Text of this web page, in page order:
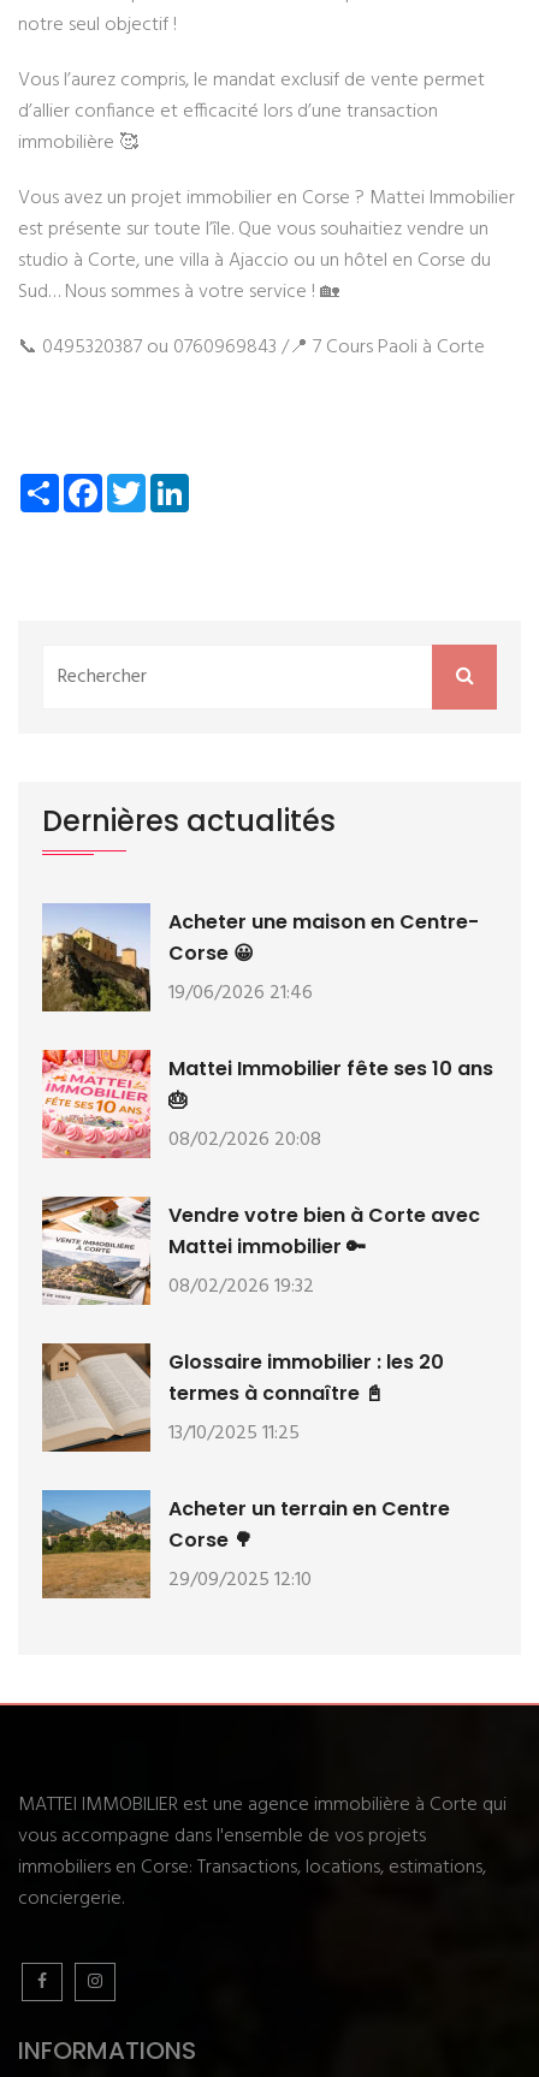
notre seul objectif !
Vous l’aurez compris, le mandat exclusif de vente permet
d’allier confiance et efficacité lors d’une transaction
immobilière 🥰
Vous avez un projet immobilier en Corse ? Mattei Immobilier
est présente sur toute l’île. Que vous souhaitiez vendre un
studio à Corte, une villa à Ajaccio ou un hôtel en Corse du
Sud… Nous sommes à votre service ! 🏡
📞 0495320387 ou 0760969843 /📍 7 Cours Paoli à Corte
PartagerFacebook
Twitter
Dernières actualités
Acheter une maison en Centre-
Corse 😀
19/06/2026 21:46
Mattei Immobilier fête ses 10 ans
🎂
08/02/2026 20:08
Vendre votre bien à Corte avec
Mattei immobilier 🔑
08/02/2026 19:32
Glossaire immobilier : les 20
termes à connaître 📓
13/10/2025 11:25
Acheter un terrain en Centre
Corse 🌳
29/09/2025 12:10
MATTEI IMMOBILIER est une agence immobilière à Corte qui
vous accompagne dans l'ensemble de vos projets
immobiliers en Corse: Transactions, locations, estimations,
conciergerie.
INFORMATIONS